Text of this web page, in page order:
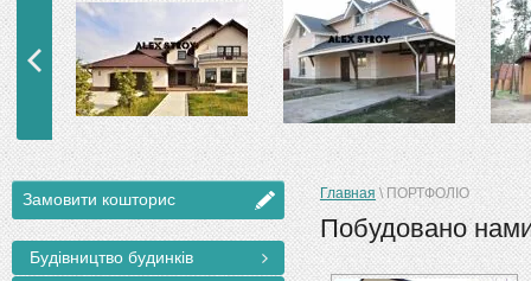
Главная \ПОРТФОЛІО
Побудовано
Замовити кошторис
Будівництво будинків